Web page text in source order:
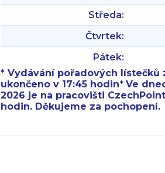
Středa:
Čtvrtek:
Pátek:
* Vydávání pořadových
ukončeno v 17:45 hodin*Ve
2026 je na pracovišti
hodin. Děkujeme za pochopení.